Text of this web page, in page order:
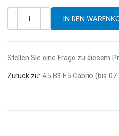
Stellen Sie eine Frage zu diesem
Zurück zu: A5 B9 F5 Cabrio (bis